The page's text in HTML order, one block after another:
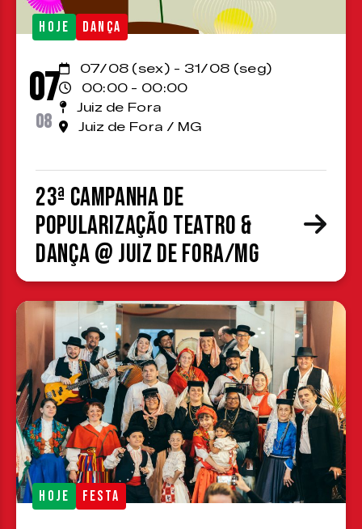
HOJE DANÇA
07
08
07/08 (sex) - 31/08 (seg)
00:00 - 00:00
Juiz de Fora
Juiz de Fora / MG
23ª Campanha de
Popularização Teatro &
Dança @ Juiz de Fora/MG
HOJE FESTA